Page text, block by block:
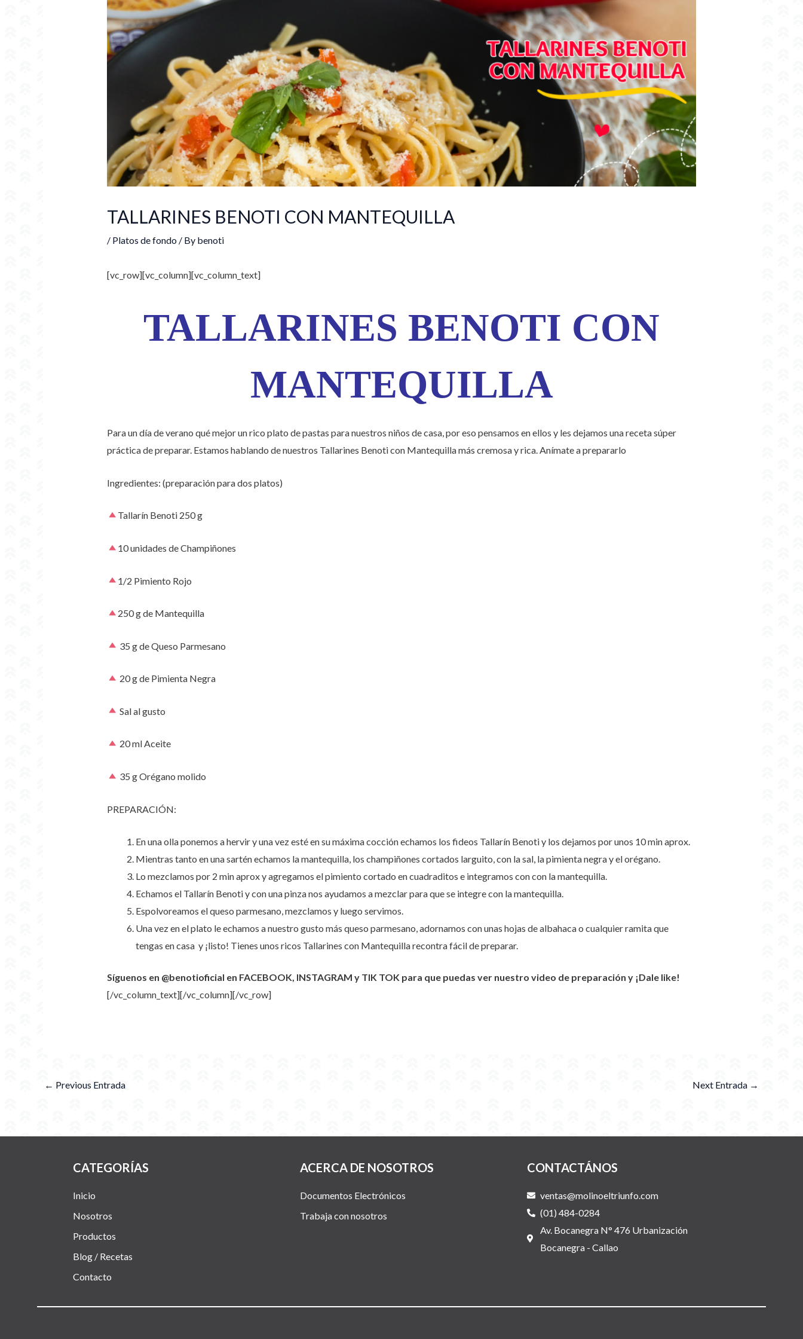
TALLARINES BENOTI CON MANTEQUILLA
/ Platos de fondo/ By benoti
[vc_row][vc_column][vc_column_text]
TALLARINES BENOTI CON
MANTEQUILLA
Para un día de verano qué mejor un rico plato de pastas para nuestros niños de casa, por eso pensamos en ellos y les dejamos una receta súper
práctica de preparar. Estamos hablando de nuestros Tallarines Benoti con Mantequilla más cremosa y rica. Anímate a prepararlo
Ingredientes: (preparación para dos platos)
Tallarín Benoti 250 g
10 unidades de Champiñones
1/2 Pimiento Rojo
250 g de Mantequilla
35 g de Queso Parmesano
20 g de Pimienta Negra
Sal al gusto
20 ml Aceite
35 g Orégano molido
PREPARACIÓN:
En una olla ponemos a hervir y una vez esté en su máxima cocción echamos los fideos Tallarín Benoti y los dejamos por unos 10 min aprox.
Mientras tanto en una sartén echamos la mantequilla, los champiñones cortados larguito, con la sal, la pimienta negra y el orégano.
Lo mezclamos por 2 min aprox y agregamos el pimiento cortado en cuadraditos e integramos con con la mantequilla.
Echamos el Tallarín Benoti y con una pinza nos ayudamos a mezclar para que se integre con la mantequilla.
Espolvoreamos el queso parmesano, mezclamos y luego servimos.
Una vez en el plato le echamos a nuestro gusto más queso parmesano, adornamos con unas hojas de albahaca o cualquier ramita que
tengas en casa y ¡listo! Tienes unos ricos Tallarines con Mantequilla recontra fácil de preparar.
Síguenos en @benotioficial en FACEBOOK, INSTAGRAM y TIK TOK para que puedas ver nuestro video de preparación y ¡Dale like!
[/vc_column_text][/vc_column][/vc_row]
← Previous Entrada Next Entrada →
CATEGORÍAS
Inicio
Nosotros
Productos
Blog / Recetas
Contacto
ACERCA DE NOSOTROS
Documentos Electrónicos
Trabaja con nosotros
CONTACTÁNOS
ventas@molinoeltriunfo.com
(01) 484-0284
Av. Bocanegra N° 476 Urbanización
Bocanegra - Callao